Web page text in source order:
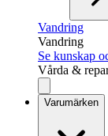
Vandring
Vandring
Se kunskap
Vårda &
Varumärken